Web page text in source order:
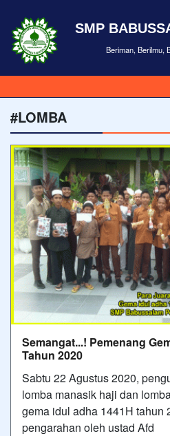
SMP
Beriman, Berilmu,
#LOMBA
Semangat...! Pemenang
Tahun 2020
Sabtu 22 Agustus 2020,
lomba manasik haji dan
gema idul adha 1441H tahun
pengarahan oleh ustad Afd